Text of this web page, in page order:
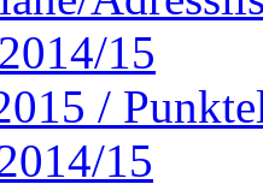
15
/
15